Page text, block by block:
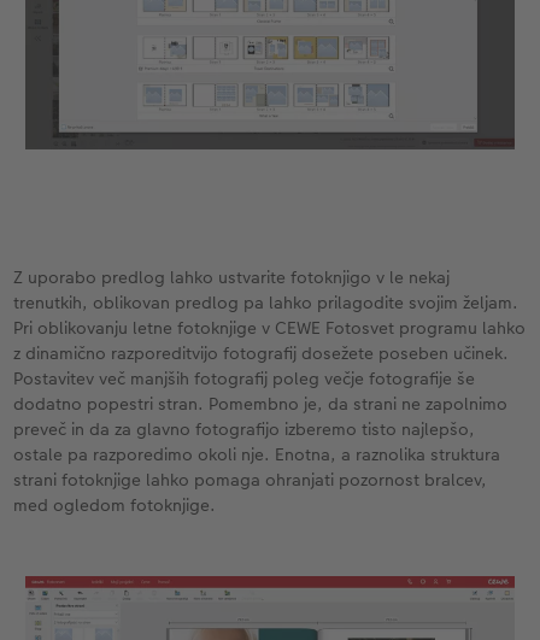
Z uporabo predlog lahko ustvarite fotoknjigo v le nekaj
trenutkih, oblikovan predlog pa lahko prilagodite svojim željam.
Pri oblikovanju letne fotoknjige v CEWE Fotosvet programu lahko
z dinamično razporeditvijo fotografij dosežete poseben učinek.
Postavitev več manjših fotografij poleg večje fotografije še
dodatno popestri stran. Pomembno je, da strani ne zapolnimo
preveč in da za glavno fotografijo izberemo tisto najlepšo,
ostale pa razporedimo okoli nje. Enotna, a raznolika struktura
strani fotoknjige lahko pomaga ohranjati pozornost bralcev,
med ogledom fotoknjige.